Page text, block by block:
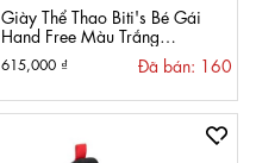
Giày Thể Thao Biti's Bé Gái
Hand Free Màu Trắng
615,000 ₫ Đã bán: 160